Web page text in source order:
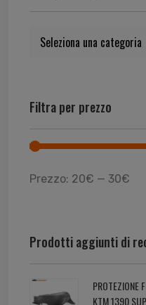
Filtra per prezzo
Prezzo: 20€ — 30€
Prodotti aggiunti di
PROTEZIONE
KTM 1390